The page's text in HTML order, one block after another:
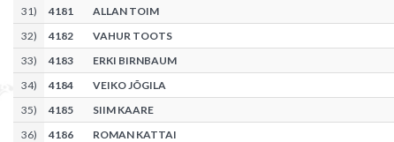
31) 4181 ALLAN TOIM
32) 4182 VAHUR TOOTS
33) 4183 ERKI BIRNBAUM
34) 4184 VEIKO JÕGILA
35) 4185 SIIM KAARE
36) 4186 ROMAN KATTAI